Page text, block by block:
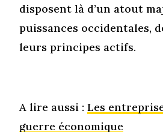
disposent là d’un atout
puissances occidentales,
leurs principes actifs.
A lire aussi :Les
guerre économique